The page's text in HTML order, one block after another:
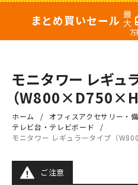
まとめ買いセール
モニタワー レギュ
（
ホーム
オフィスアクセサリー・
テレビ台・テレビボード
モニタワー レギュラータイプ（
ご注意